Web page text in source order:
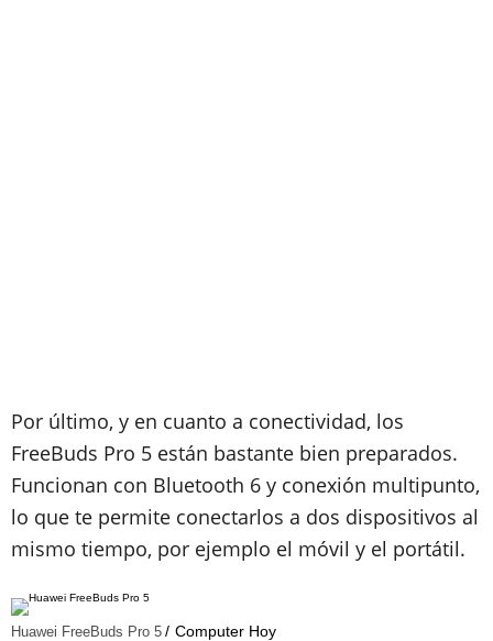
Por último, y en cuanto a conectividad, los
FreeBuds Pro 5 están bastante bien preparados.
Funcionan con Bluetooth 6 y conexión multipunto,
lo que te permite conectarlos a dos dispositivos al
mismo tiempo, por ejemplo el móvil y el portátil.
Huawei FreeBuds Pro 5 Computer Hoy